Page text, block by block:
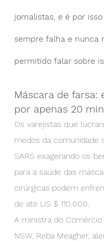
jornalistas, e é por
sempre falha e nunca
permitido falar sobre
Máscara de farsa:
por apenas 20
Os varejistas que
medos da comunidade
SARS exagerando os
para a saúde das
cirúrgicas podem
de até US $ 110.000.
A ministra do
NSW, Reba Meagher,